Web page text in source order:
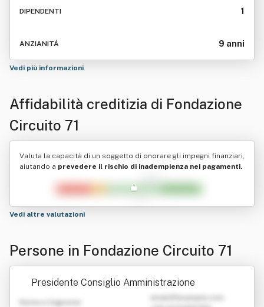
DIPENDENTI 1
ANZIANITÁ 9 anni
Vedi più informazioni
Affidabilità creditizia di Fondazione
Circuito 71
Valuta la capacità di un soggetto di onorare gli impegni finanziari,
aiutando a prevedere il rischio di inadempienza nei pagamenti.
Vedi altre valutazioni
Persone in Fondazione Circuito 71
Presidente Consiglio Amministrazione
Nome e Cognome